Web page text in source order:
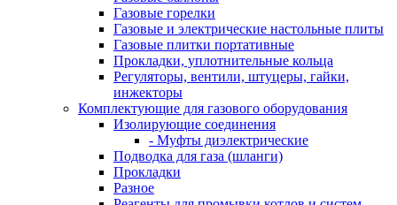
Газовые горелки
Газовые и электрические настольные плиты
Газовые плитки портативные
Прокладки, уплотнительные кольца
Регуляторы, вентили, штуцеры, гайки,
инжекторы
Комплектующие для газового оборудования
Изолирующие соединения
- Муфты диэлектрические
Подводка для газа (шланги)
Прокладки
Разное